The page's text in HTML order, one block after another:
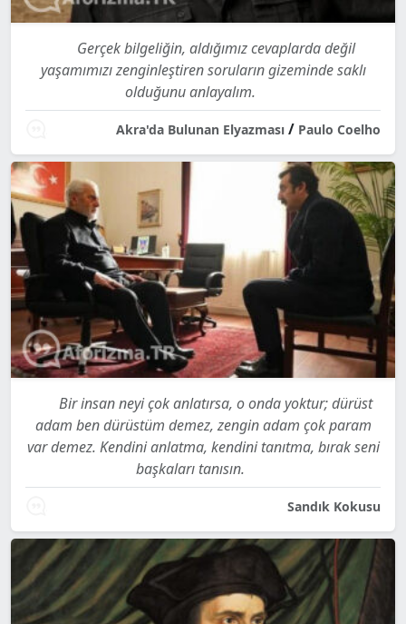
Gerçek bilgeliğin, aldığımız cevaplarda değil
yaşamımızı zenginleştiren soruların gizeminde saklı
olduğunu anlayalım.
Akra'da Bulunan Elyazması / Paulo Coelho
Bir insan neyi çok anlatırsa, o onda yoktur; dürüst
adam ben dürüstüm demez, zengin adam çok param
var demez. Kendini anlatma, kendini tanıtma, bırak seni
başkaları tanısın.
Sandık Kokusu